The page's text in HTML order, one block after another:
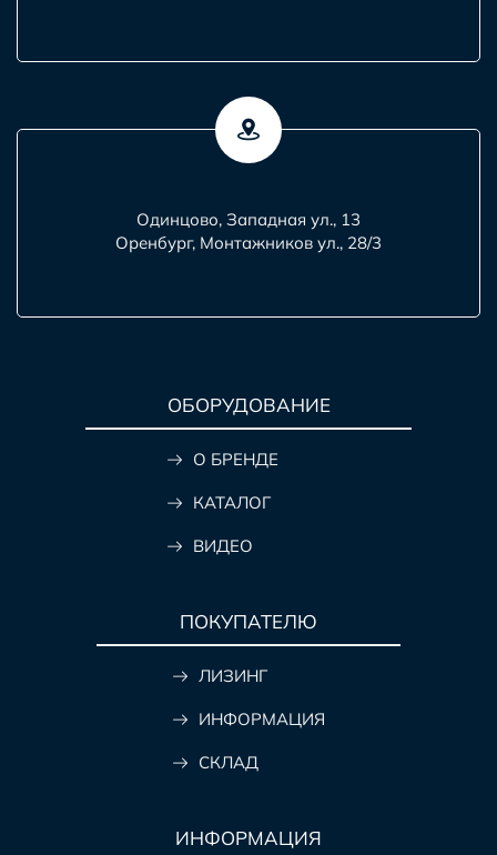
Одинцово, Западная ул., 13
Оренбург, Монтажников ул., 28/3
ОБОРУДОВАНИЕ
О БРЕНДЕ
КАТАЛОГ
ВИДЕО
ПОКУПАТЕЛЮ
ЛИЗИНГ
ИНФОРМАЦИЯ
СКЛАД
ИНФОРМАЦИЯ